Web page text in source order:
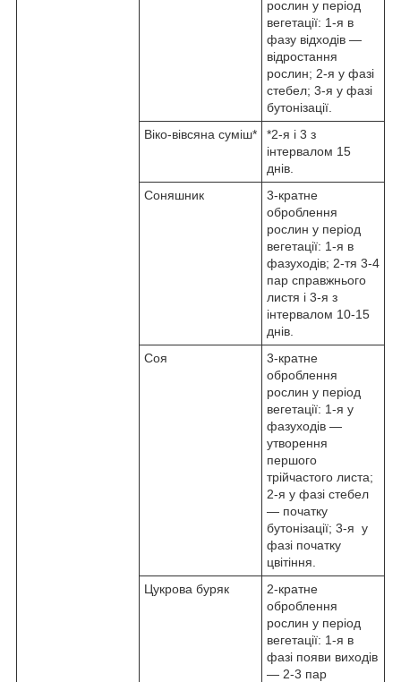
рослин у період
вегетації: 1-я в
фазу відходів —
відростання
рослин; 2-я у фазі
стебел; 3-я у фазі
бутонізації.
Віко-вівсяна суміш*
*2-я і 3 з
інтервалом 15
днів.
Соняшник
3-кратне
оброблення
рослин у період
вегетації: 1-я в
фазуходів; 2-тя 3-4
пар справжнього
листя і 3-я з
інтервалом 10-15
днів.
Соя
3-кратне
оброблення
рослин у період
вегетації: 1-я у
фазуходів —
утворення
першого
трійчастого листа;
2-я у фазі стебел
— початку
бутонізації; 3-я у
фазі початку
цвітіння.
Цукрова буряк
2-кратне
оброблення
рослин у період
вегетації: 1-я в
фазі появи виходів
— 2-3 пар